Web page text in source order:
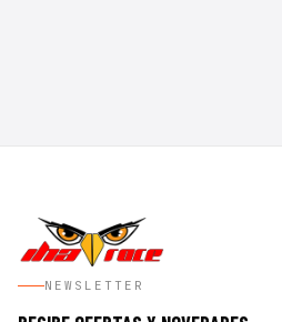
NEWSLETTER